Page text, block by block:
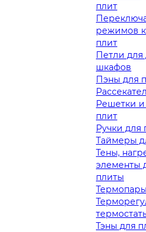
плит
режимов
плит
Петли для
шкафов
Пэны для
Решетки
плит
Ручки для
Таймеры
Тены,
элементы
плиты
Тэны для